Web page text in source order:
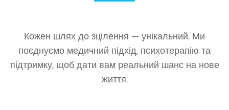
Кожен шлях до зцілення — унікальний. Ми
поєднуємо медичний підхід, психотерапію та
підтримку, щоб дати вам реальний шанс на нове
життя.